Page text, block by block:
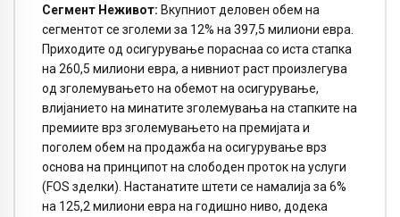
Сегмент Неживот: Вкупниот деловен обем на
сегментот се зголеми за 12% на 397,5 милиони евра.
Приходите од осигурување пораснаа со иста стапка
на 260,5 милиони евра, а нивниот раст произлегува
од зголемувањето на обемот на осигурување,
влијанието на минатите зголемувања на стапките на
премиите врз зголемувањето на премијата и
поголем обем на продажба на осигурување врз
основа на принципот на слободен проток на услуги
(FOS зделки). Настанатите штети се намалија за 6%
на 125,2 милиони евра на годишно ниво, додека